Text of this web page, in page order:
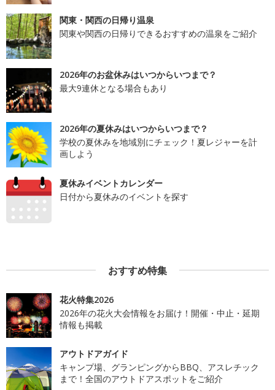
関東・関西の日帰り温泉
関東や関西の日帰りできるおすすめの温泉をご紹介
2026年のお盆休みはいつからいつまで？
最大9連休となる場合もあり
2026年の夏休みはいつからいつまで？
学校の夏休みを地域別にチェック！夏レジャーを計
画しよう
夏休みイベントカレンダー
日付から夏休みのイベントを探す
おすすめ特集
花火特集2026
2026年の花火大会情報をお届け！開催・中止・延期
情報も掲載
アウトドアガイド
キャンプ場、グランピングからBBQ、アスレチック
まで！全国のアウトドアスポットをご紹介